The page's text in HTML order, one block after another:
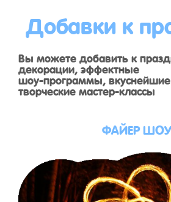
Добавки к
Вы можете добавить к
декорации, эффектные
шоу-программы,
творческие мастер-классы
ФАЙЕР ШОУ